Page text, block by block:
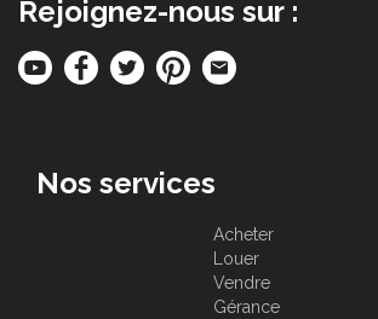
Rejoignez-nous sur :
Nos services
Acheter
Louer
Vendre
Gérance